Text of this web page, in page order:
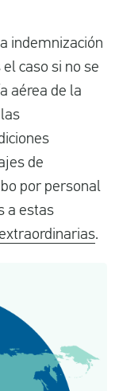
indemnización
caso si no se
aérea de la
de
por personal
a estas
.